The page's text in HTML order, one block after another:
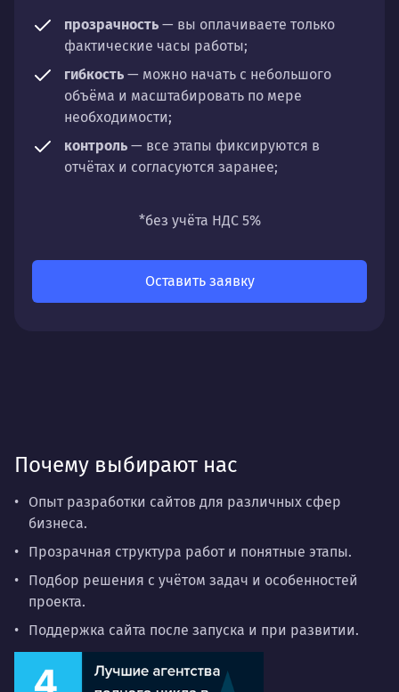
прозрачность — вы оплачиваете только
фактические часы работы;
гибкость — можно начать с небольшого
объёма и масштабировать по мере
необходимости;
контроль — все этапы фиксируются в
отчётах и согласуются заранее;
направлений: стратегии, настройки,
*без учёта НДС 5%
Оставить заявку
Почему выбирают нас
Опыт разработки сайтов для различных сфер
бизнеса.
Прозрачная структура работ и понятные этапы.
Подбор решения с учётом задач и особенностей
проекта.
Поддержка сайта после запуска и при развитии.